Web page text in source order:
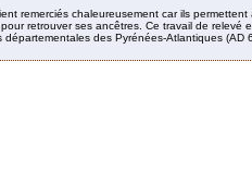
remerciés chaleureusement car ils permettent
retrouver ses ancêtres. Ce travail de relevé
des Pyrénées-Atlantiques (AD